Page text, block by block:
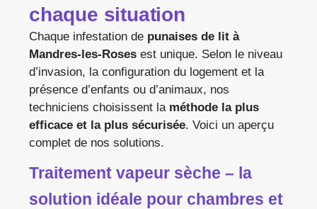
chaque situation
Chaque infestation de punaises de lit à
Mandres-les-Roses est unique. Selon le niveau
d’invasion, la configuration du logement et la
présence d’enfants ou d’animaux, nos
techniciens choisissent la méthode la plus
efficace et la plus sécurisée. Voici un aperçu
complet de nos solutions.
Traitement vapeur sèche – la
solution idéale pour chambres et